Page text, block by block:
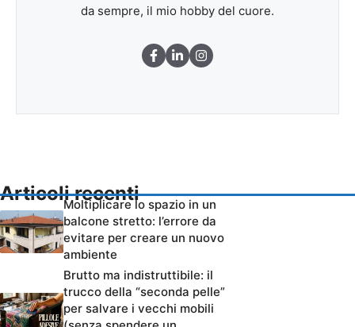
da sempre, il mio hobby del cuore.
Articoli recenti
Moltiplicare lo spazio in un
balcone stretto: l’errore da
evitare per creare un nuovo
ambiente
Brutto ma indistruttibile: il
trucco della “seconda pelle”
per salvare i vecchi mobili